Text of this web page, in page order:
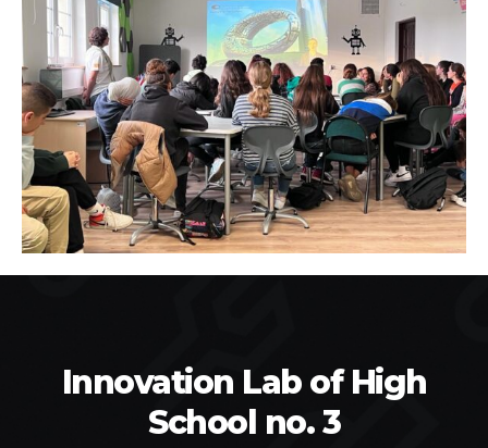
Innovation Lab of High
School no. 3